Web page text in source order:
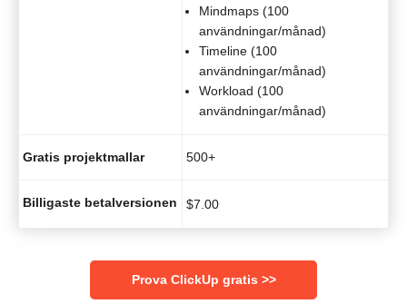
Mindmaps (100
användningar/månad)
Timeline (100
användningar/månad)
Workload (100
användningar/månad)
Gratis projektmallar 500+
Billigaste betalversionen $7.00
Prova ClickUp gratis >>